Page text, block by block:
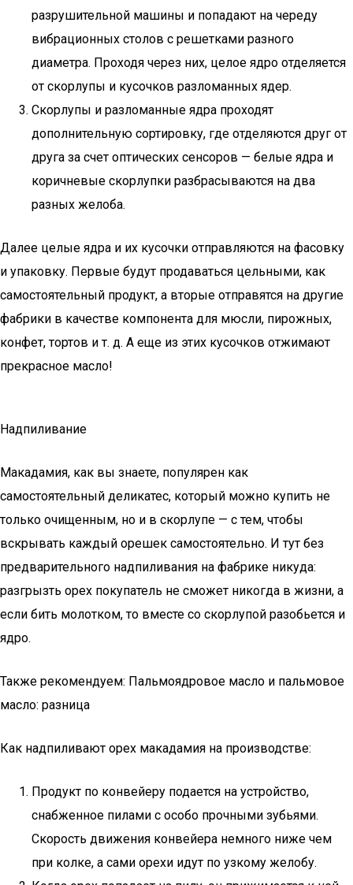
разрушительной машины и попадают на череду
вибрационных столов с решетками разного
диаметра. Проходя через них, целое ядро отделяется
от скорлупы и кусочков разломанных ядер.
Скорлупы и разломанные ядра проходят
дополнительную сортировку, где отделяются друг от
друга за счет оптических сенсоров — белые ядра и
коричневые скорлупки разбрасываются на два
разных желоба.
Далее целые ядра и их кусочки отправляются на фасовку
и упаковку. Первые будут продаваться цельными, как
самостоятельный продукт, а вторые отправятся на другие
фабрики в качестве компонента для мюсли, пирожных,
конфет, тортов и т. д. А еще из этих кусочков отжимают
прекрасное масло!
Надпиливание
Макадамия, как вы знаете, популярен как
самостоятельный деликатес, который можно купить не
только очищенным, но и в скорлупе — с тем, чтобы
вскрывать каждый орешек самостоятельно. И тут без
предварительного надпиливания на фабрике никуда:
разгрызть орех покупатель не сможет никогда в жизни, а
если бить молотком, то вместе со скорлупой разобьется и
ядро.
Также рекомендуем: Пальмоядровое масло и пальмовое
масло: разница
Как надпиливают орех макадамия на производстве:
Продукт по конвейеру подается на устройство,
снабженное пилами с особо прочными зубьями.
Скорость движения конвейера немного ниже чем
при колке, а сами орехи идут по узкому желобу.